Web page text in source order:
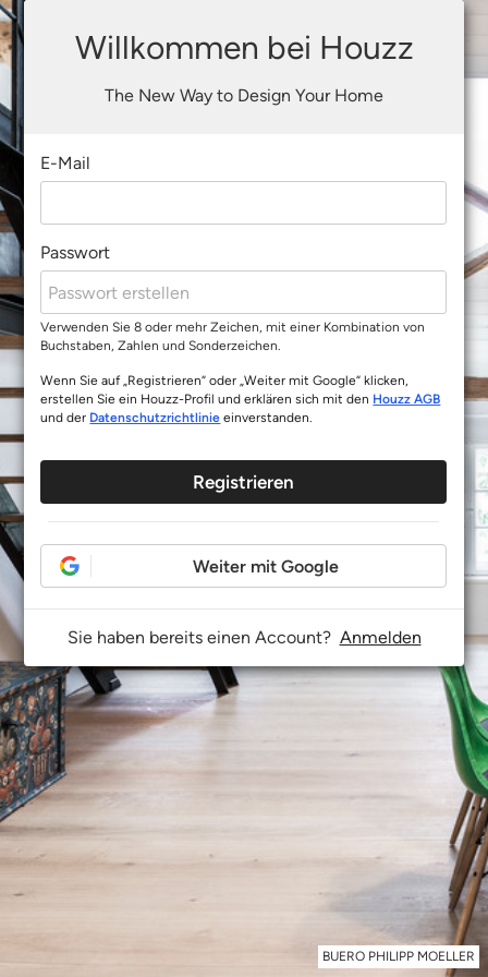
BUERO PHILIPP MOELLER
Willkommen bei Houzz
The New Way to Design Your Home
E-Mail
Passwort
Verwenden Sie 8 oder mehr Zeichen, mit einer Kombination von
Buchstaben, Zahlen und Sonderzeichen.
Wenn Sie auf „Registrieren“ oder „Weiter mit Google“ klicken,
erstellen Sie ein Houzz-Profil und erklären sich mit den Houzz AGB
und der Datenschutzrichtlinie einverstanden.
Registrieren
Weiter mit Google
Sie haben bereits einen Account? Anmelden